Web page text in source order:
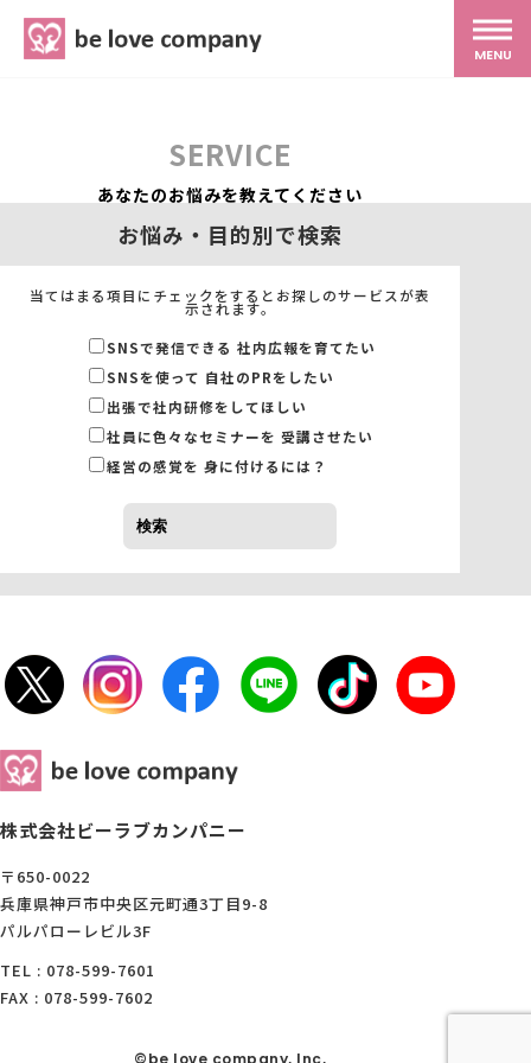
MENU
サービス
SNS広報
MG研修
スタッフ紹介
会社概要
アクセス
SERVICE
あなたのお悩みを教えてください
お悩み・目的別で検索
当てはまる項目にチェックをするとお探しのサービスが表
示されます。
SNSで発信できる 社内広報を育てたい
SNSを使って 自社のPRをしたい
出張で社内研修をしてほしい
社員に色々なセミナーを 受講させたい
経営の感覚を 身に付けるには？
株式会社ビーラブカンパニー
〒650-0022
兵庫県神戸市中央区元町通3丁目9-8
パルパローレビル3F
TEL : 078-599-7601
FAX : 078-599-7602